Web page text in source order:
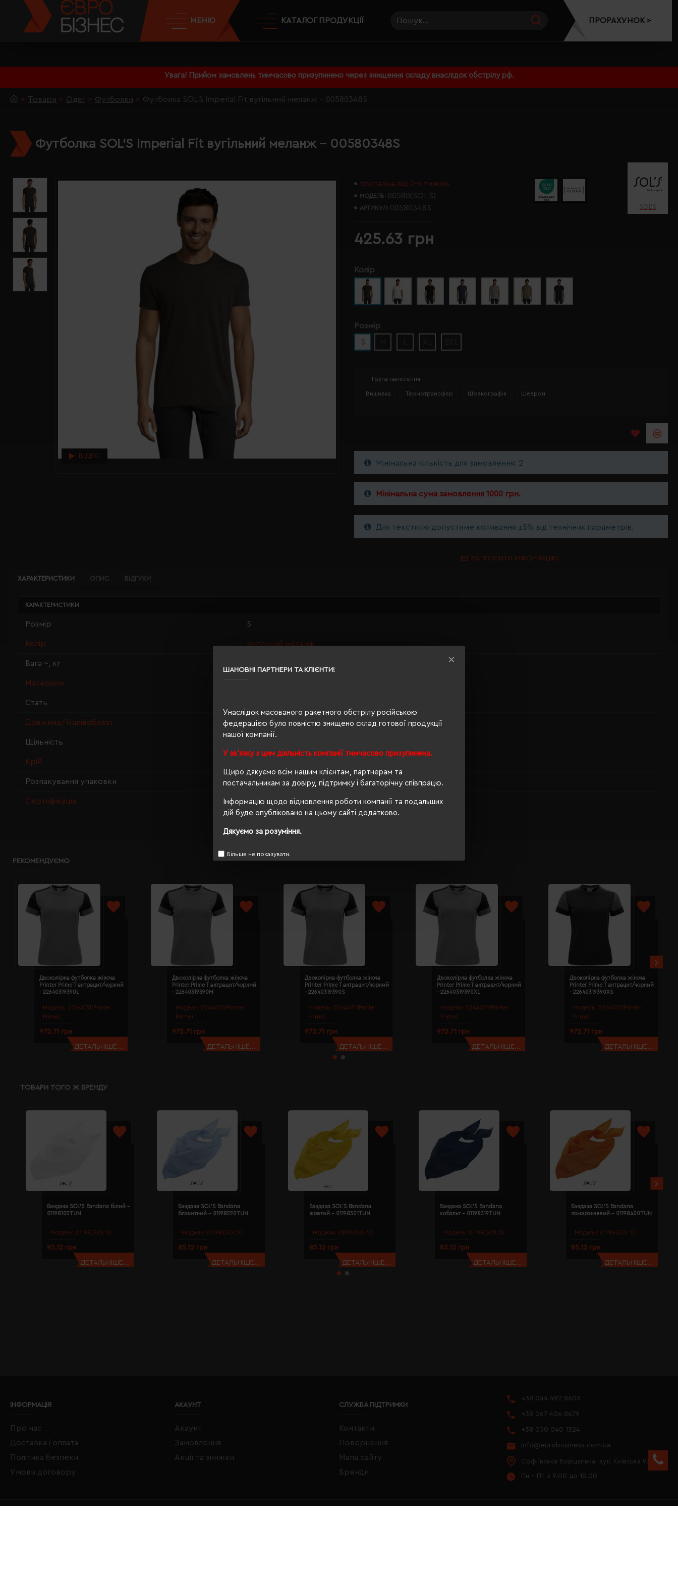
ШАНОВНІ ПАРТНЕРИ ТА КЛІЄНТИ!
Унаслідок масованого ракетного обстрілу російською
федерацією було повністю знищено склад готової продукції
нашої компанії.
У зв'язку з цим діяльність компанії тимчасово призупинена.
Щиро дякуємо всім нашим клієнтам, партнерам та
постачальникам за довіру, підтримку і багаторічну співпрацю.
Інформацію щодо відновлення роботи компанії та подальших
дій буде опубліковано на цьому сайті додатково.
Дякуємо за розуміння.
Більше не показувати.
Увага! Прийом замовлень тимчасово призупинено через знищення складу внаслідок обстрілу рф.
МЕНЮ КАТАЛОГ ПРОДУКЦІЇ ПРОРАХУНОК >
Товари Одяг Футболки Футболка SOL'S Imperial Fit вугільний меланж - 00580348S
Футболка SOL'S Imperial Fit вугільний меланж - 00580348S
ВІДЕО
поставка від 2-х тижнів
МОДЕЛЬ: 00580(SOL’S)
АРТИКУЛ: 00580348S SOL’S
425.63 грн
Колір
Розмір
S
Група нанесення
Вишивка Термотрансфер Шовкографія Шеврон
Мінімальна кількість для замовлення: 2
Мінімальна сума замовлення 1000 грн.
Для текстилю допустиме коливання ±5% від технічних параметрів.
ЗАПРОСИТИ ІНФОРМАЦІЮ
ХАРАКТЕРИСТИКИ ОПИС ВІДГУКИ
ХАРАКТЕРИСТИКИ
Розмір S
Колір вугільний меланж
Вага ~, кг
Матеріали
Стать
Довжина/Напівобхват 70/48
Щільність
Крій
Розпакування упаковки Ні
Сертифікація OEKO-TEX® Standard 100, PETA-Approved Vegan
РЕКОМЕНДУЄМО
Модель: 2264031(Printer
Prime)
Двоколірна футболка жіноча
Printer Prime T антрацит/чорний
- 22640319390L
972.71 грн
ДЕТАЛЬНІШЕ...
Модель: 2264031(Printer
Prime)
Двоколірна футболка жіноча
Printer Prime T антрацит/чорний
- 22640319390M
972.71 грн
ДЕТАЛЬНІШЕ...
Модель: 2264031(Printer
Prime)
Двоколірна футболка жіноча
Printer Prime T антрацит/чорний
- 22640319390S
972.71 грн
ДЕТАЛЬНІШЕ...
Модель: 2264031(Printer
Prime)
Двоколірна футболка жіноча
Printer Prime T антрацит/чорний
- 22640319390XL
972.71 грн
ДЕТАЛЬНІШЕ...
Модель: 2264031(Printer
Prime)
Двоколірна футболка жіноча
Printer Prime T антрацит/чорний
- 22640319390XS
972.71 грн
ДЕТАЛЬНІШЕ...
ТОВАРИ ТОГО Ж БРЕНДУ
Модель: 01198(SOL’S)
Бандана SOL'S Bandana білий -
01198102TUN
85.12 грн
ДЕТАЛЬНІШЕ...
Модель: 01198(SOL’S)
Бандана SOL'S Bandana
блакитний - 01198220TUN
85.12 грн
ДЕТАЛЬНІШЕ...
Модель: 01198(SOL’S)
Бандана SOL'S Bandana
жовтий - 01198301TUN
85.12 грн
ДЕТАЛЬНІШЕ...
Модель: 01198(SOL’S)
Бандана SOL'S Bandana
кобальт - 01198319TUN
85.12 грн
ДЕТАЛЬНІШЕ...
Модель: 01198(SOL’S)
Бандана SOL'S Bandana
помаранчевий - 01198400TUN
85.12 грн
ДЕТАЛЬНІШЕ...
ІНФОРМАЦІЯ
Про нас
Доставка і оплата
Політика безпеки
Умови договору
АКАУНТ
Акаунт
Замовлення
Акції та знижки
СЛУЖБА ПІДТРИМКИ
Контакти
Повернення
Мапа сайту
Бренди
+38 044 492 8603
+38 067 406 8679
+38 050 040 1324
info@eurobusiness.com.ua
Софіївська Борщагівка, вул. Київська 97
Пн - Пт з 9.00 до 18.00